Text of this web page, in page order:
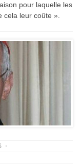
pour laquelle les
cela leur coûte ».